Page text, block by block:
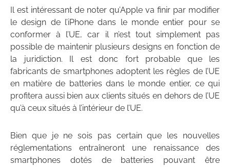
Il est intéressant de noter qu’Apple va finir par modifier
le design de l’iPhone dans le monde entier pour se
conformer à l’UE, car il n’est tout simplement pas
possible de maintenir plusieurs designs en fonction de
la juridiction. Il est donc fort probable que les
fabricants de smartphones adoptent les règles de l’UE
en matière de batteries dans le monde entier, ce qui
profitera aussi bien aux clients situés en dehors de l’UE
qu’à ceux situés à l’intérieur de l’UE.
Bien que je ne sois pas certain que les nouvelles
réglementations entraîneront une renaissance des
smartphones dotés de batteries pouvant être